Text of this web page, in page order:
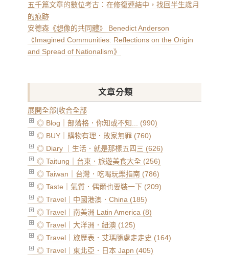
五千篇文章的數位考古：在修復連結中，找回半生歲月
的痕跡
安德森《想像的共同體》 Benedict Anderson
《Imagined Communities: Reflections on the Origin
and Spread of Nationalism》
文章分類
展開全部|收合全部
◎ Blog｜部落格．你知或不知... (990)
◎ BUY｜購物有理．敗家無罪 (760)
◎ Diary ｜生活．就是那樣五四三 (626)
◎ Taitung｜台東．旅遊美食大全 (256)
◎ Taiwan｜台灣．吃喝玩樂指南 (786)
◎ Taste｜氣質．偶爾也要裝一下 (209)
◎ Travel｜中國港澳．China (185)
◎ Travel｜南美洲 Latin America (8)
◎ Travel｜大洋洲．紐澳 (125)
◎ Travel｜旅歷表．艾瑪隨處走走史 (164)
◎ Travel｜東北亞．日本 Japn (405)